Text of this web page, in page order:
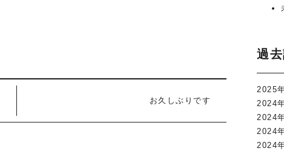
お久しぶりです
過
2025
2024
2024
2024
2024